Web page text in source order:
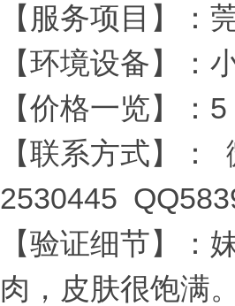
【服务项目】：
【环境设备】：
【价格一览】：5
【联系方式】
2530445
【验证细节】：
肉，皮肤很饱满